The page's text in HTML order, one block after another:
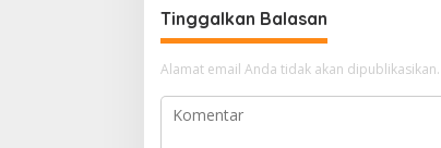
Tinggalkan Balasan
Alamat email Anda tidak akan dipublikasikan.